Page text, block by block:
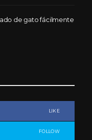
de gato fácilmente
LIKE
FOLLOW